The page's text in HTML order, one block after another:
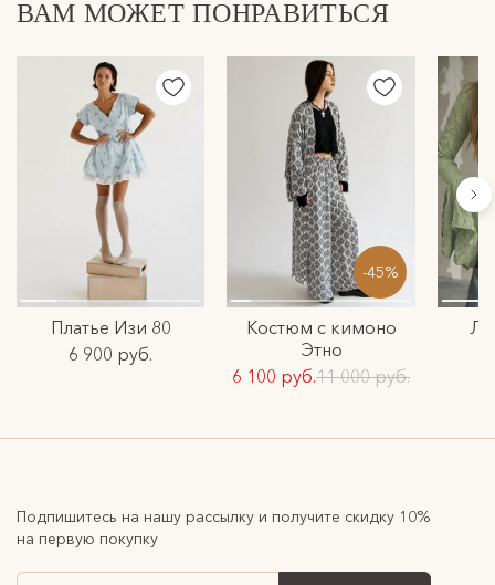
ВАМ МОЖЕТ ПОНРАВИТЬСЯ
Платье Изи 80
6 900 руб.
-45%
Костюм с кимоно
Этно
6 100 руб.11 000 руб.
Подпишитесь на нашу рассылку и получите скидку 10%
на первую покупку